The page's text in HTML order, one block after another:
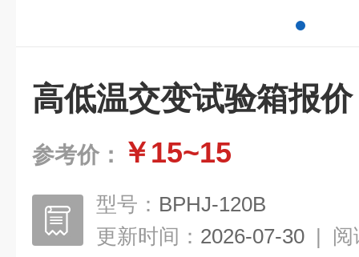
高低温交变试验箱报价
参考价： ￥15~15
型号： BPHJ-120B
更新时间： 2026-07-30 | 阅